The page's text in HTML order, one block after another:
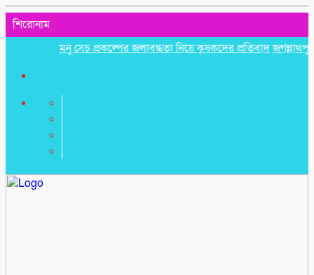
শিরোনাম
মনু সেচ প্রকল্পের জলাবদ্ধতা নিয়ে কৃষকদের প্রতিবাদজগন্নাথপুরে